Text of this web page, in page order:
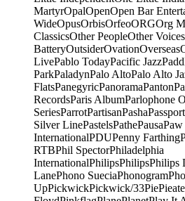
MartyrOpalOpenOpen Bar
WideOpusOrbisOrfeoORGOrg
ClassicsOther PeopleOther Voices
BatteryOutsiderOvationOverseas
LivePablo TodayPacific Jazz
ParkPaladynPalo AltoPalo Alto
FlatsPanegyricPanoramaPanton
RecordsParis AlbumParlophone
SeriesParrotPartisanPashaPassport
Silver LinePastelsPathePausaPaw
InternationalPDUPenny Farthing
RTBPhil SpectorPhiladelphia
InternationalPhilipsPhilipsPhilips
LanePhono SueciaPhonogram
UpPickwickPickwick/33Pie